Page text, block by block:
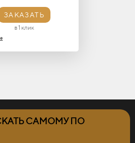
ЗАКАЗАТЬ
в 1 клик
САМОМУ ПО